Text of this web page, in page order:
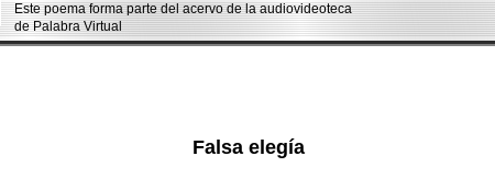
Este poema forma parte del acervo de la audiovideoteca
de Palabra Virtual
Falsa elegía